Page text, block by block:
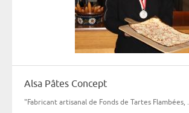
Alsa Pâtes Concept
"Fabricant artisanal de Fonds de Tartes Flambées, ...